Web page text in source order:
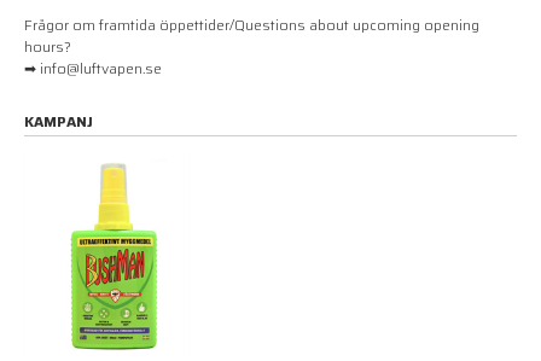
Frågor om framtida öppettider/Questions about upcoming opening
hours?
➡ info@luftvapen.se
KAMPANJ